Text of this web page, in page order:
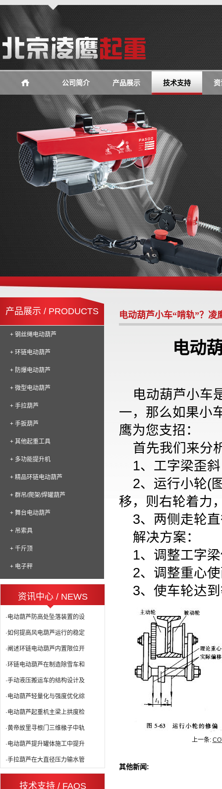
公司简介 产品展示 技术支持
产品展示 / PRODUCTS
+ 钢丝绳电动葫芦
+ 环链电动葫芦
+ 防爆电动葫芦
+ 微型电动葫芦
+ 手拉葫芦
+ 手扳葫芦
+ 其他起重工具
+ 多功能提升机
+ 精品环链电动葫芦
+ 群吊/爬架/焊罐葫芦
+ 舞台电动葫芦
+ 吊索具
+ 千斤顶
+ 电子秤
资讯中心 / NEWS
·电动葫芦防高处坠落装置的设
·如何提高风电葫芦运行的稳定
·阐述环链电动葫芦内置限位开
·环链电动葫芦在制造除雪车和
·手动液压搬运车的结构设计及
·电动葫芦轻量化与强度优化综
·电动葫芦起重机主梁上拱度检
·黄帝故里寻根门三维椽子中轨
·电动葫芦提升罐体施工中提升
·手拉葫芦在大直径压力输水管
技术支持 / FAQS
电动葫芦小车“啃轨”？凌
电动
电动葫芦小车
一，那么如果小
鹰为您支招：
首先我们来分
1、工字梁歪
2、运行小轮(
移，则右轮着力
3、两侧走轮
解决方案：
1、调整工字
2、调整重心
3、使车轮达
上一条:
其他新闻: